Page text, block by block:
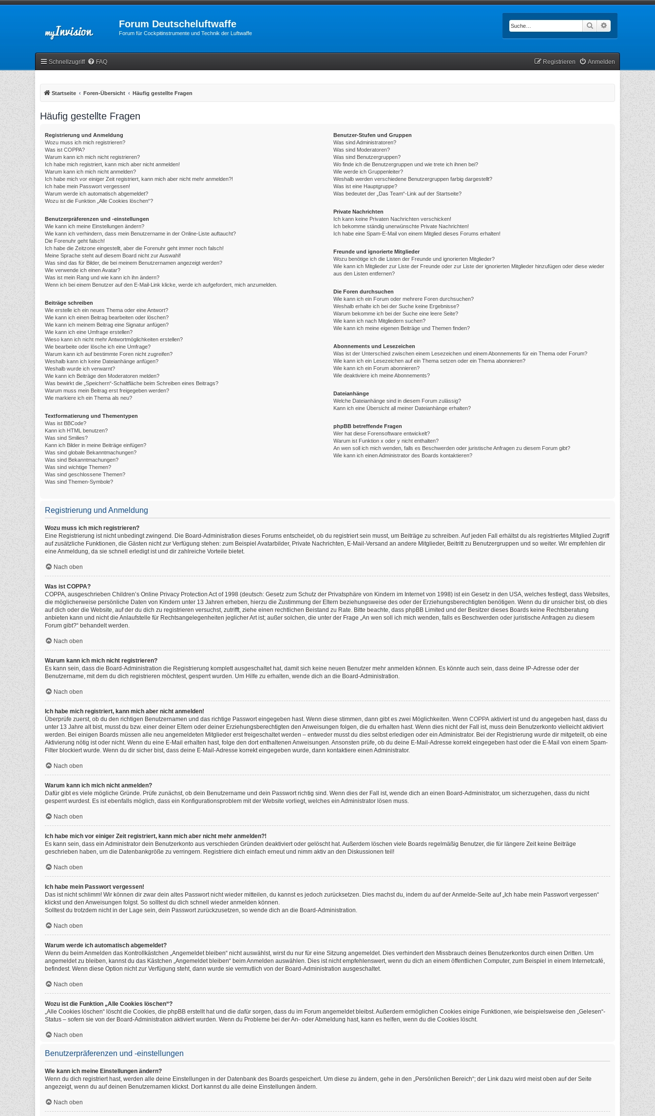
Forum Deutscheluftwaffe
Forum für Cockpitinstrumente und Technik der Luftwaffe
Suche
Schnellzugriff FAQ Anmelden
Registrieren
Startseite Foren-Übersicht Häufig gestellte Fragen
Häufig gestellte Fragen
Registrierung und Anmeldung
Wozu muss ich mich registrieren?
Was ist COPPA?
Warum kann ich mich nicht registrieren?
Ich habe mich registriert, kann mich aber nicht anmelden!
Warum kann ich mich nicht anmelden?
Ich habe mich vor einiger Zeit registriert, kann mich aber nicht mehr anmelden?!
Ich habe mein Passwort vergessen!
Warum werde ich automatisch abgemeldet?
Wozu ist die Funktion „Alle Cookies löschen“?
Benutzerpräferenzen und -einstellungen
Wie kann ich meine Einstellungen ändern?
Wie kann ich verhindern, dass mein Benutzername in der Online-Liste auftaucht?
Die Forenuhr geht falsch!
Ich habe die Zeitzone eingestellt, aber die Forenuhr geht immer noch falsch!
Meine Sprache steht auf diesem Board nicht zur Auswahl!
Was sind das für Bilder, die bei meinem Benutzernamen angezeigt werden?
Wie verwende ich einen Avatar?
Was ist mein Rang und wie kann ich ihn ändern?
Wenn ich bei einem Benutzer auf den E-Mail-Link klicke, werde ich aufgefordert, mich anzumelden.
Beiträge schreiben
Wie erstelle ich ein neues Thema oder eine Antwort?
Wie kann ich einen Beitrag bearbeiten oder löschen?
Wie kann ich meinem Beitrag eine Signatur anfügen?
Wie kann ich eine Umfrage erstellen?
Wieso kann ich nicht mehr Antwortmöglichkeiten erstellen?
Wie bearbeite oder lösche ich eine Umfrage?
Warum kann ich auf bestimmte Foren nicht zugreifen?
Weshalb kann ich keine Dateianhänge anfügen?
Weshalb wurde ich verwarnt?
Wie kann ich Beiträge den Moderatoren melden?
Was bewirkt die „Speichern“-Schaltfläche beim Schreiben eines Beitrags?
Warum muss mein Beitrag erst freigegeben werden?
Wie markiere ich ein Thema als neu?
Textformatierung und Thementypen
Was ist BBCode?
Kann ich HTML benutzen?
Was sind Smilies?
Kann ich Bilder in meine Beiträge einfügen?
Was sind globale Bekanntmachungen?
Was sind Bekanntmachungen?
Was sind wichtige Themen?
Was sind geschlossene Themen?
Was sind Themen-Symbole?
Benutzer-Stufen und Gruppen
Was sind Administratoren?
Was sind Moderatoren?
Was sind Benutzergruppen?
Wo finde ich die Benutzergruppen und wie trete ich ihnen bei?
Wie werde ich Gruppenleiter?
Weshalb werden verschiedene Benutzergruppen farbig dargestellt?
Was ist eine Hauptgruppe?
Was bedeutet der „Das Team“-Link auf der Startseite?
Private Nachrichten
Ich kann keine Privaten Nachrichten verschicken!
Ich bekomme ständig unerwünschte Private Nachrichten!
Ich habe eine Spam-E-Mail von einem Mitglied dieses Forums erhalten!
Freunde und ignorierte Mitglieder
Wozu benötige ich die Listen der Freunde und ignorierten Mitglieder?
Wie kann ich Mitglieder zur Liste der Freunde oder zur Liste der ignorierten Mitglieder hinzufügen oder diese wieder
aus den Listen entfernen?
Die Foren durchsuchen
Wie kann ich ein Forum oder mehrere Foren durchsuchen?
Weshalb erhalte ich bei der Suche keine Ergebnisse?
Warum bekomme ich bei der Suche eine leere Seite?
Wie kann ich nach Mitgliedern suchen?
Wie kann ich meine eigenen Beiträge und Themen finden?
Abonnements und Lesezeichen
Was ist der Unterschied zwischen einem Lesezeichen und einem Abonnements für ein Thema oder Forum?
Wie kann ich ein Lesezeichen auf ein Thema setzen oder ein Thema abonnieren?
Wie kann ich ein Forum abonnieren?
Wie deaktiviere ich meine Abonnements?
Dateianhänge
Welche Dateianhänge sind in diesem Forum zulässig?
Kann ich eine Übersicht all meiner Dateianhänge erhalten?
phpBB betreffende Fragen
Wer hat diese Forensoftware entwickelt?
Warum ist Funktion x oder y nicht enthalten?
An wen soll ich mich wenden, falls es Beschwerden oder juristische Anfragen zu diesem Forum gibt?
Wie kann ich einen Administrator des Boards kontaktieren?
Registrierung und Anmeldung
Wozu muss ich mich registrieren?
Eine Registrierung ist nicht unbedingt zwingend. Die Board-Administration dieses Forums entscheidet, ob du registriert sein musst, um Beiträge zu schreiben. Auf jeden Fall erhältst du als registriertes Mitglied Zugriff
auf zusätzliche Funktionen, die Gästen nicht zur Verfügung stehen: zum Beispiel Avatarbilder, Private Nachrichten, E-Mail-Versand an andere Mitglieder, Beitritt zu Benutzergruppen und so weiter. Wir empfehlen dir
eine Anmeldung, da sie schnell erledigt ist und dir zahlreiche Vorteile bietet.
Nach oben
Was ist COPPA?
COPPA, ausgeschrieben Children’s Online Privacy Protection Act of 1998 (deutsch: Gesetz zum Schutz der Privatsphäre von Kindern im Internet von 1998) ist ein Gesetz in den USA, welches festlegt, dass Websites,
die möglicherweise persönliche Daten von Kindern unter 13 Jahren erheben, hierzu die Zustimmung der Eltern beziehungsweise des oder der Erziehungsberechtigten benötigen. Wenn du dir unsicher bist, ob dies
auf dich oder die Website, auf der du dich zu registrieren versuchst, zutrifft, ziehe einen rechtlichen Beistand zu Rate. Bitte beachte, dass phpBB Limited und der Besitzer dieses Boards keine Rechtsberatung
anbieten kann und nicht die Anlaufstelle für Rechtsangelegenheiten jeglicher Art ist; außer solchen, die unter der Frage „An wen soll ich mich wenden, falls es Beschwerden oder juristische Anfragen zu diesem
Forum gibt?“ behandelt werden.
Nach oben
Warum kann ich mich nicht registrieren?
Es kann sein, dass die Board-Administration die Registrierung komplett ausgeschaltet hat, damit sich keine neuen Benutzer mehr anmelden können. Es könnte auch sein, dass deine IP-Adresse oder der
Benutzername, mit dem du dich registrieren möchtest, gesperrt wurden. Um Hilfe zu erhalten, wende dich an die Board-Administration.
Nach oben
Ich habe mich registriert, kann mich aber nicht anmelden!
Überprüfe zuerst, ob du den richtigen Benutzernamen und das richtige Passwort eingegeben hast. Wenn diese stimmen, dann gibt es zwei Möglichkeiten. Wenn COPPA aktiviert ist und du angegeben hast, dass du
unter 13 Jahre alt bist, musst du bzw. einer deiner Eltern oder deiner Erziehungsberechtigten den Anweisungen folgen, die du erhalten hast. Wenn dies nicht der Fall ist, muss dein Benutzerkonto vielleicht aktiviert
werden. Bei einigen Boards müssen alle neu angemeldeten Mitglieder erst freigeschaltet werden – entweder musst du dies selbst erledigen oder ein Administrator. Bei der Registrierung wurde dir mitgeteilt, ob eine
Aktivierung nötig ist oder nicht. Wenn du eine E-Mail erhalten hast, folge den dort enthaltenen Anweisungen. Ansonsten prüfe, ob du deine E-Mail-Adresse korrekt eingegeben hast oder die E-Mail von einem Spam-
Filter blockiert wurde. Wenn du dir sicher bist, dass deine E-Mail-Adresse korrekt eingegeben wurde, dann kontaktiere einen Administrator.
Nach oben
Warum kann ich mich nicht anmelden?
Dafür gibt es viele mögliche Gründe. Prüfe zunächst, ob dein Benutzername und dein Passwort richtig sind. Wenn dies der Fall ist, wende dich an einen Board-Administrator, um sicherzugehen, dass du nicht
gesperrt wurdest. Es ist ebenfalls möglich, dass ein Konfigurationsproblem mit der Website vorliegt, welches ein Administrator lösen muss.
Nach oben
Ich habe mich vor einiger Zeit registriert, kann mich aber nicht mehr anmelden?!
Es kann sein, dass ein Administrator dein Benutzerkonto aus verschieden Gründen deaktiviert oder gelöscht hat. Außerdem löschen viele Boards regelmäßig Benutzer, die für längere Zeit keine Beiträge
geschrieben haben, um die Datenbankgröße zu verringern. Registriere dich einfach erneut und nimm aktiv an den Diskussionen teil!
Nach oben
Ich habe mein Passwort vergessen!
Das ist nicht schlimm! Wir können dir zwar dein altes Passwort nicht wieder mitteilen, du kannst es jedoch zurücksetzen. Dies machst du, indem du auf der Anmelde-Seite auf „Ich habe mein Passwort vergessen“
klickst und den Anweisungen folgst. So solltest du dich schnell wieder anmelden können.
Solltest du trotzdem nicht in der Lage sein, dein Passwort zurückzusetzen, so wende dich an die Board-Administration.
Nach oben
Warum werde ich automatisch abgemeldet?
Wenn du beim Anmelden das Kontrollkästchen „Angemeldet bleiben“ nicht auswählst, wirst du nur für eine Sitzung angemeldet. Dies verhindert den Missbrauch deines Benutzerkontos durch einen Dritten. Um
angemeldet zu bleiben, kannst du das Kästchen „Angemeldet bleiben“ beim Anmelden auswählen. Dies ist nicht empfehlenswert, wenn du dich an einem öffentlichen Computer, zum Beispiel in einem Internetcafé,
befindest. Wenn diese Option nicht zur Verfügung steht, dann wurde sie vermutlich von der Board-Administration ausgeschaltet.
Nach oben
Wozu ist die Funktion „Alle Cookies löschen“?
„Alle Cookies löschen“ löscht die Cookies, die phpBB erstellt hat und die dafür sorgen, dass du im Forum angemeldet bleibst. Außerdem ermöglichen Cookies einige Funktionen, wie beispielsweise den „Gelesen“-
Status – sofern sie von der Board-Administration aktiviert wurden. Wenn du Probleme bei der An- oder Abmeldung hast, kann es helfen, wenn du die Cookies löscht.
Nach oben
Benutzerpräferenzen und -einstellungen
Wie kann ich meine Einstellungen ändern?
Wenn du dich registriert hast, werden alle deine Einstellungen in der Datenbank des Boards gespeichert. Um diese zu ändern, gehe in den „Persönlichen Bereich“; der Link dazu wird meist oben auf der Seite
angezeigt, wenn du auf deinen Benutzernamen klickst. Dort kannst du alle deine Einstellungen ändern.
Nach oben